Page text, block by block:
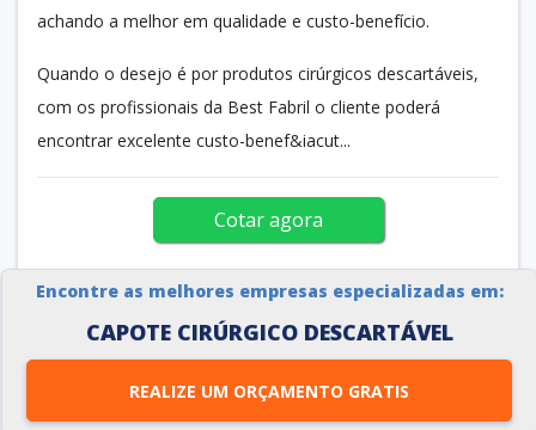
Encontre as melhores empresas especializadas em:
CAPOTE CIRÚRGICO DESCARTÁVEL
REALIZE UM ORÇAMENTO GRATIS
achando a melhor em qualidade e custo-benefício.
Quando o desejo é por produtos cirúrgicos descartáveis,
com os profissionais da Best Fabril o cliente poderá
encontrar excelente custo-benef&iacut...
Cotar agora